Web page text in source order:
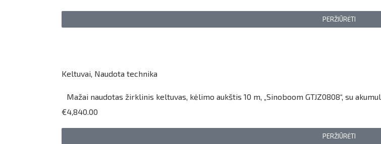
PERŽIŪRĖTI
Keltuvai Naudota technika
Mažai naudotas žirklinis keltuvas, kėlimo aukštis 10 m, „Sinoboom GTJZ0808“, su
€4,840.00
PERŽIŪRĖTI